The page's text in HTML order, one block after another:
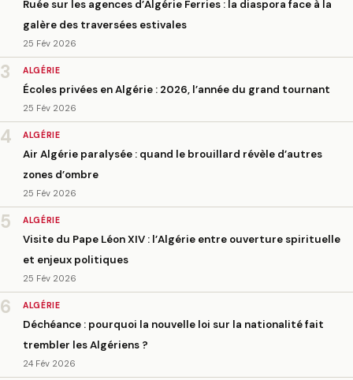
Ruée sur les agences d’Algérie Ferries : la diaspora face à la
galère des traversées estivales
25 Fév 2026
3 ALGÉRIE
Écoles privées en Algérie : 2026, l’année du grand tournant
25 Fév 2026
4 ALGÉRIE
Air Algérie paralysée : quand le brouillard révèle d’autres
zones d’ombre
25 Fév 2026
5 ALGÉRIE
Visite du Pape Léon XIV : l’Algérie entre ouverture spirituelle
et enjeux politiques
25 Fév 2026
6 ALGÉRIE
Déchéance : pourquoi la nouvelle loi sur la nationalité fait
trembler les Algériens ?
24 Fév 2026